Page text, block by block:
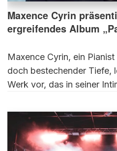
Maxence Cyrin
ergreifendes Album
Maxence Cyrin, ein
doch bestechender Tiefe,
Werk vor, das in seiner